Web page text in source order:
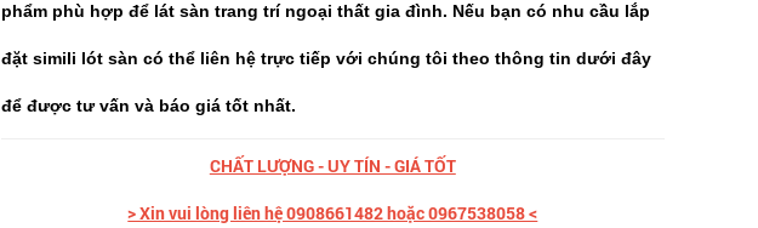
phẩm phù hợp để lát sàn trang trí ngoại thất gia đình. Nếu bạn có nhu cầu lắp
đặt simili lót sàn có thể liên hệ trực tiếp với chúng tôi theo thông tin dưới đây
để được tư vấn và báo giá tốt nhất.
CHẤT LƯỢNG - UY TÍN - GIÁ TỐT
> Xin vui lòng liên hệ 0908661482 hoặc 0967538058 <